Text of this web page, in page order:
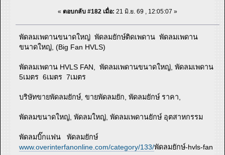
« ตอบกลับ #182 เมื่อ: 21 มิ.ย. 69 , 12:05:07 »
พัดลมเพดานขนาดใหญ่ พัดลมยักษ์ติดเพดาน พัดลมเพดาน
ขนาดใหญ่, (Big Fan HVLS)
พัดลมเพดาน HVLS FAN, พัดลมเพดานขนาดใหญ่, พัดลมเพดาน
5เมตร 6เมตร 7เมตร
บริษัทขายพัดลมยักษ์, ขายพัดลมยัก, พัดลมยักษ์ ราคา,
พัดลมขนาดใหญ่, พัดลมใหญ่, พัดลมเพดานยักษ์ อุตสาหกรรม
พัดลมบิ๊กแฟน พัดลมยักษ์
www.overinterfanonline.com/category/133/พัดลมยักษ์-hvls-fan